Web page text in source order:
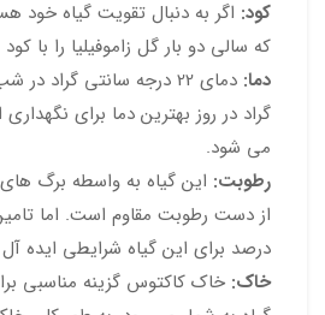
کود: اگر به دنبال تقویت گیاه خود
که سالی دو بار گل زاموفیلیا را با
دما:
گراد در روز بهترین دما برای
می شود.
رطوبت: این گیاه به واسطه برگ
درصد برای این گیاه شرایطی ایده
خاک: خاک کاکتوس گزینه مناسبی